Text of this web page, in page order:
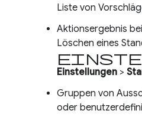
Liste von
Aktionsergebnis
Löschen eines
Einstellungen >
Gruppen von
oder